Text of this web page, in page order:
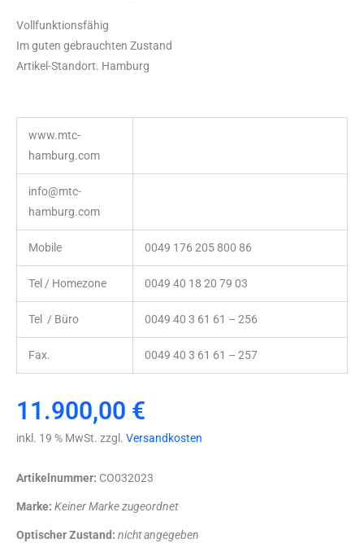
Vollfunktionsfähig
Im guten gebrauchten Zustand
Artikel-Standort. Hamburg
www.mtc-
hamburg.com
info@mtc-
hamburg.com
Mobile 0049 176 205 800 86
Tel / Homezone 0049 40 18 20 79 03
Tel / Büro 0049 40 3 61 61 – 256
Fax. 0049 40 3 61 61 – 257
11.900,00 €
inkl. 19 % MwSt. zzgl. Versandkosten
Artikelnummer: CO032023
Marke: Keiner Marke zugeordnet
Optischer Zustand: nicht angegeben